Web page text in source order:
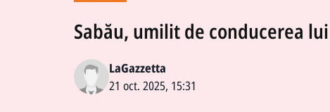
Sabău, umilit de conducerea
LaGazzetta
21 oct. 2025, 15:31